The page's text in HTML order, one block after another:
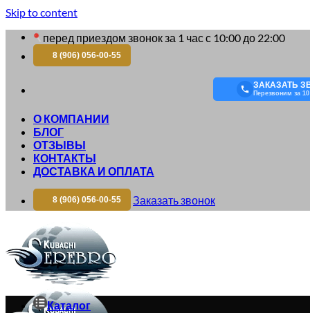
Skip to content
перед приездом звонок за 1 час с 10:00 до 22:00
8 (906) 056-00-55
ЗАКАЗАТЬ
Перезвоним за
О КОМПАНИИ
БЛОГ
ОТЗЫВЫ
КОНТАКТЫ
ДОСТАВКА И ОПЛАТА
8 (906) 056-00-55 Заказать звонок
Каталог